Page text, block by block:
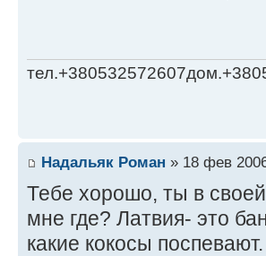
Надальяк Роман » 18 фев
Тебе хорошо, ты в
мне где? Латвия- это
какие кокосы